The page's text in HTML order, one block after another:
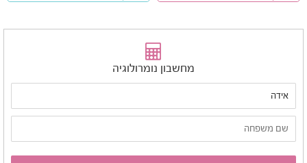
מחשבון נומרולוגיה